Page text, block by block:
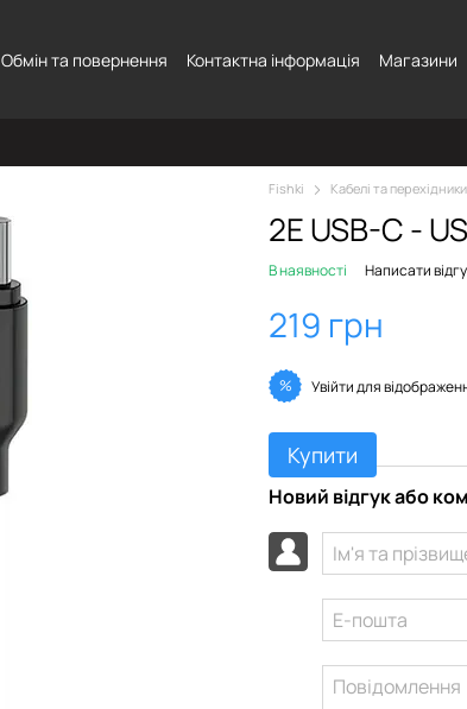
Обмін та повернення Контактна інформація Магазини
Fishki Кабелі та перехідники
2E USB-C -
В наявності Написати
219 грн
% Увійтидля
Купити
Новий відгук або